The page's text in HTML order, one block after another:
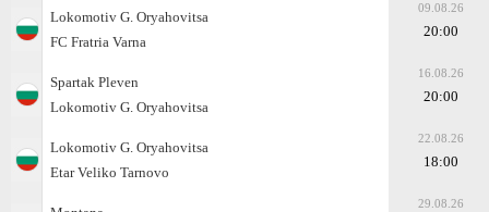
Lokomotiv G. Oryahovitsa
FC Fratria Varna
09.08.26
20:00
Spartak Pleven
Lokomotiv G. Oryahovitsa
16.08.26
20:00
Lokomotiv G. Oryahovitsa
Etar Veliko Tarnovo
22.08.26
18:00
29.08.26